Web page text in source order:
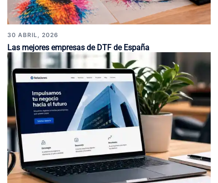
30 ABRIL, 2026
Las mejores empresas de DTF de España